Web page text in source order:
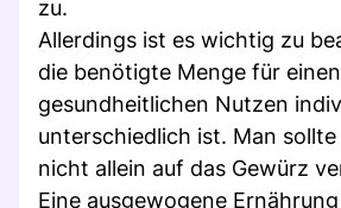
zu.
Allerdings ist es wichtig zu
die benötigte Menge für einen
gesundheitlichen Nutzen
unterschiedlich ist. Man
nicht allein auf das Gewürz
Eine ausgewogene